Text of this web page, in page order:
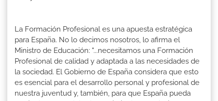
La Formación Profesional es una apuesta estratégica
para España. No lo decimos nosotros, lo afirma el
Ministro de Educación: "...necesitamos una Formación
Profesional de calidad y adaptada a las necesidades de
la sociedad. El Gobierno de España considera que esto
es esencial para el desarrollo personal y profesional de
nuestra juventud y, también, para que España pueda